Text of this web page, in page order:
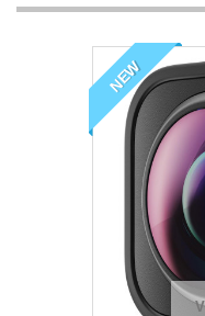
NEW